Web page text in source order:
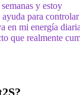
y estoy
para
en mi energía
que realmente